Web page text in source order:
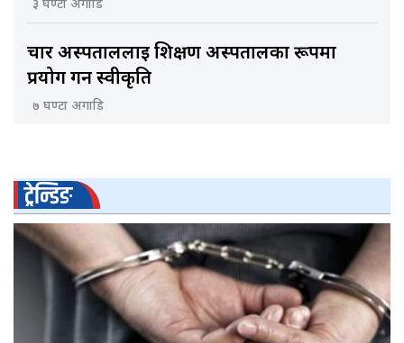
३ घण्टा अगाडि
चार अस्पताललाई शिक्षण अस्पतालका रूपमा
प्रयोग गर्न स्वीकृति
७ घण्टा अगाडि
ट्रेन्डिङ